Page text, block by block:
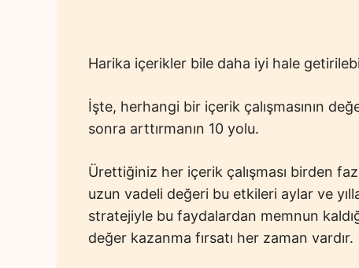
Harika içerikler bile daha iyi hale
İşte, herhangi bir içerik çalışmasının
sonra arttırmanın 10 yolu.
Ürettiğiniz her içerik çalışması birden
uzun vadeli değeri bu etkileri aylar ve
stratejiyle bu faydalardan memnun
değer kazanma fırsatı her zaman vardır.